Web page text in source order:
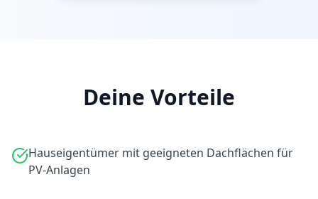
Deine Vorteile
Hauseigentümer mit geeigneten Dachflächen für
PV-Anlagen